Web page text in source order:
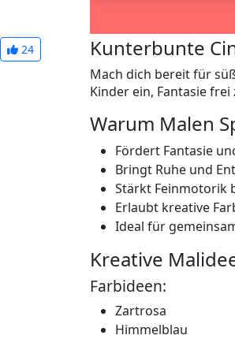
24 Kunterbunte
Mach dich bereit für
Kinder ein, Fantasie frei
Warum Malen
Fördert Fantasie
Bringt Ruhe und
Stärkt Feinmotorik
Erlaubt kreative
Ideal für
Kreative
Farbideen:
Zartrosa
Himmelblau